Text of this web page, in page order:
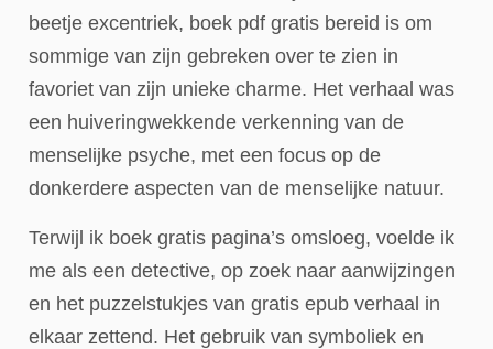
beetje excentriek, boek pdf gratis bereid is om
sommige van zijn gebreken over te zien in
favoriet van zijn unieke charme. Het verhaal was
een huiveringwekkende verkenning van de
menselijke psyche, met een focus op de
donkerdere aspecten van de menselijke natuur.
Terwijl ik boek gratis pagina’s omsloeg, voelde ik
me als een detective, op zoek naar aanwijzingen
en het puzzelstukjes van gratis epub verhaal in
elkaar zettend. Het gebruik van symboliek en